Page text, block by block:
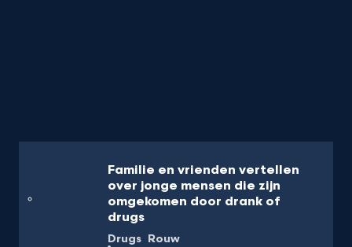
Familie en vrienden vertellen
over jonge mensen die zijn
omgekomen door drank of
drugs
Drugs Rouw